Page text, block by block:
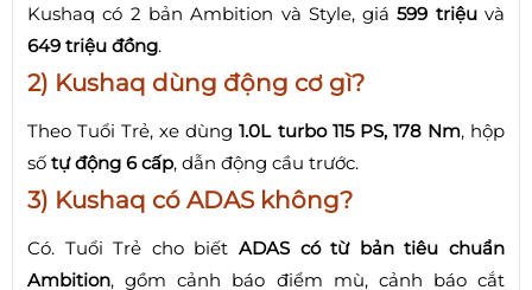
Kushaq có 2 bản Ambition và Style, giá599 triệuvà
649 triệu đồng.
2) Kushaq dùng động cơ gì?
Theo Tuổi Trẻ, xe dùng1.0L turbo 115 PS, 178 Nm, hộp
số tự động 6 cấp, dẫn động cầu trước.
3) Kushaq có ADAS không?
Có. Tuổi Trẻ cho biết ADAS có từ bản tiêu chuẩn
Ambition, gồm cảnh báo điểm mù, cảnh báo cắt